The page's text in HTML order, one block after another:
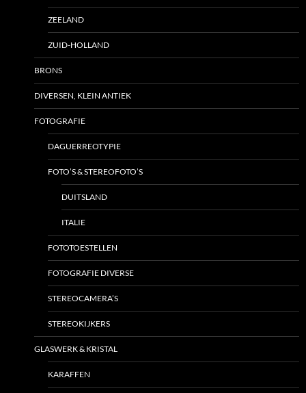
ZEELAND
ZUID-HOLLAND
BRONS
DIVERSEN, KLEIN ANTIEK
FOTOGRAFIE
DAGUERREOTYPIE
FOTO’S & STEREOFOTO’S
DUITSLAND
ITALIE
FOTOTOESTELLEN
FOTOGRAFIE DIVERSE
STEREOCAMERA’S
STEREOKIJKERS
GLASWERK & KRISTAL
KARAFFEN